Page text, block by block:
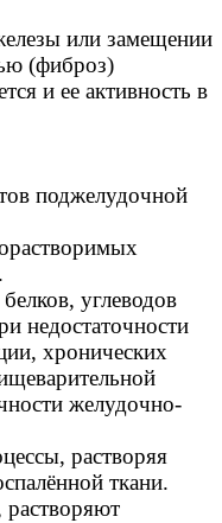
или замещении
(фиброз)
и ее активность в
поджелудочной
углеводов
недостаточности
хронических
желудочно-
растворяя
ткани.